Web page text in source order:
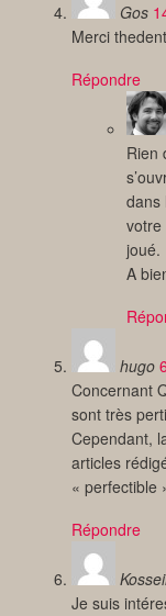
Gos
Merci
Répondre
Rien
dans
votre
joué.
A
hugo
Concernant
sont très
Cependant,
articles
« perfectible
Répondre
Je suis